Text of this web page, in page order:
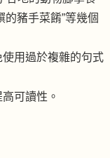
的豬手菜餚”等幾個
用過於複雜的句式
可讀性。